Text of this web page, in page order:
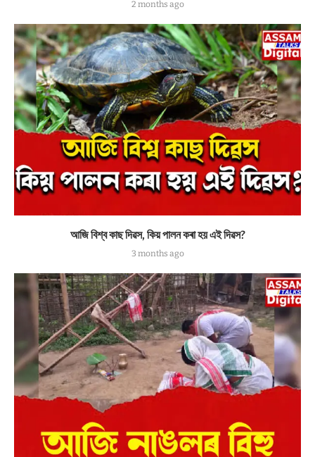
2 months ago
আজি বিশ্ব কাছ দিৱস, কিয় পালন কৰা হয় এই দিৱস?
3 months ago